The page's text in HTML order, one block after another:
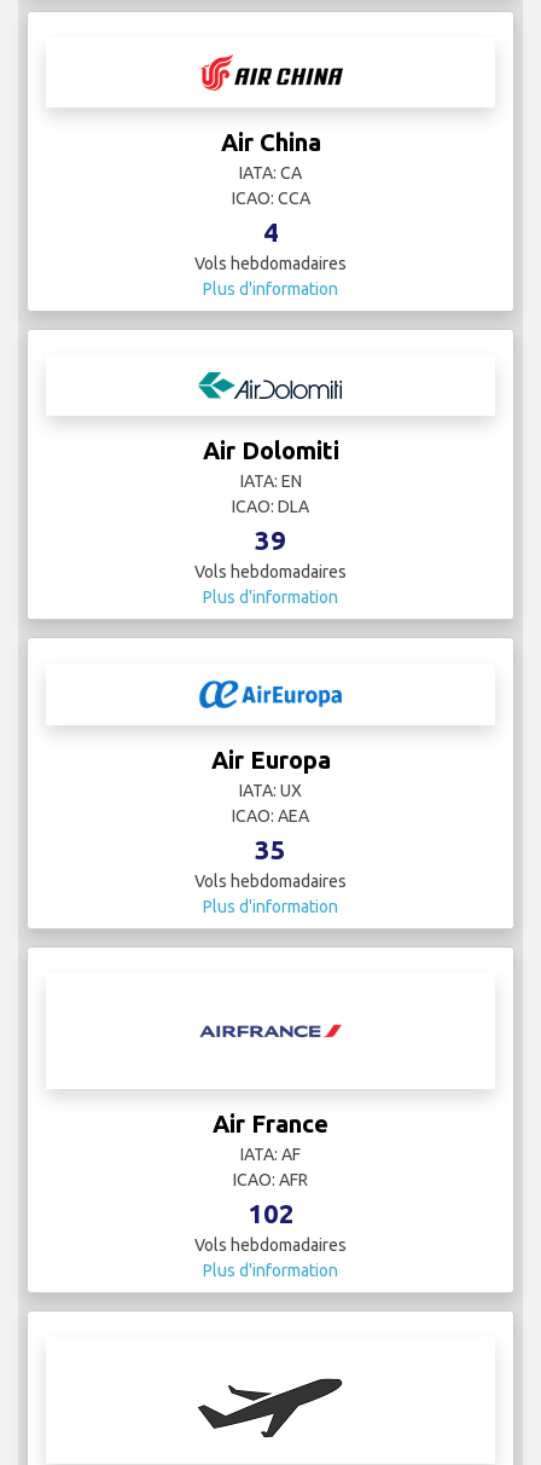
Air China
IATA: CA
ICAO: CCA
4
Vols hebdomadaires
Plus d'information
Air Dolomiti
IATA: EN
ICAO: DLA
39
Vols hebdomadaires
Plus d'information
Air Europa
IATA: UX
ICAO: AEA
35
Vols hebdomadaires
Plus d'information
Air France
IATA: AF
ICAO: AFR
102
Vols hebdomadaires
Plus d'information